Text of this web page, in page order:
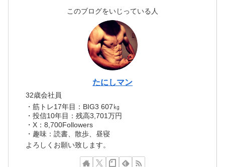
このブログをいじっている人
たにしマン
32歳会社員
・筋トレ17年目：BIG3 607㎏
・投信10年目：残高3,701万円
・X：8,700Followers
・趣味：読書、散歩、昼寝
よろしくお願い致します。